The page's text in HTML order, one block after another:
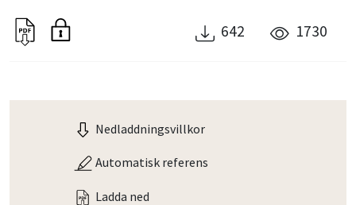
642 1730
Nedladdningsvillkor
Automatisk referens
Ladda ned